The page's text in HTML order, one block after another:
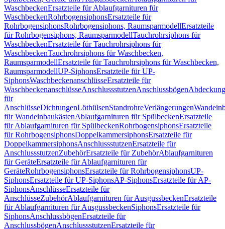
WaschbeckenErsatzteile für Ablaufgarnituren für
WaschbeckenRohrbogensiphonsErsatzteile für
RohrbogensiphonsRohrbogensiphons, RaumsparmodellErsatzteile
für Rohrbogensiphons, RaumsparmodellTauchrohrsiphons für
WaschbeckenErsatzteile für Tauchrohrsiphons für
WaschbeckenTauchrohrsiphons für Waschbecken,
RaumsparmodellErsatzteile für Tauchrohrsiphons für Waschbecken,
RaumsparmodellUP-SiphonsErsatzteile für UP-
SiphonsWaschbeckenanschlüsseErsatzteile für
WaschbeckenanschlüsseAnschlussstutzenAnschlussbögen
für
AnschlüsseDichtungenLöthülsenStandrohreVerlängerungen
für WandeinbaukästenAblaufgarnituren für SpülbeckenErsatzteile
für Ablaufgarnituren für SpülbeckenRohrbogensiphonsErsatzteile
für RohrbogensiphonsDoppelkammersiphonsErsatzteile für
DoppelkammersiphonsAnschlussstutzenErsatzteile für
AnschlussstutzenZubehörErsatzteile für ZubehörAblaufgarnituren
für GeräteErsatzteile für Ablaufgarnituren für
GeräteRohrbogensiphonsErsatzteile für RohrbogensiphonsUP-
SiphonsErsatzteile für UP-SiphonsAP-SiphonsErsatzteile für AP-
SiphonsAnschlüsseErsatzteile für
AnschlüsseZubehörAblaufgarnituren für AusgussbeckenErsatzteile
für Ablaufgarnituren für AusgussbeckenSiphonsErsatzteile für
SiphonsAnschlussbögenErsatzteile für
AnschlussbögenAnschlussstutzenErsatzteile für